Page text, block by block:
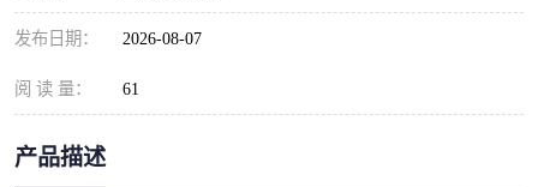
发布日期： 2026-08-07
阅 读 量： 61
产品描述